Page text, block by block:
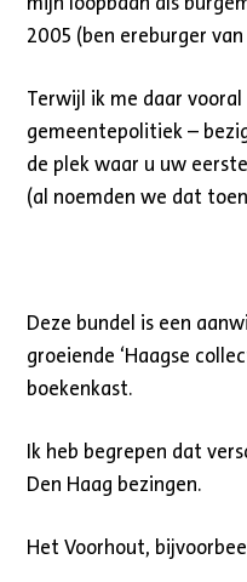
2005 (ben ereburger
Terwijl ik me daar
gemeentepolitiek –
de plek waar u uw
(al noemden we dat
Deze bundel is een
groeiende ‘Haagse
boekenkast.
Ik heb begrepen dat
Den Haag bezingen.
Het Voorhout,